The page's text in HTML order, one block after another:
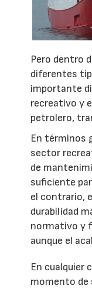
Pero dentro
diferentes
importante
recreativo y
petrolero,
En términos
sector
de
suficiente
el contrario,
durabilidad
normativo y
aunque el
En cualquier
momento de